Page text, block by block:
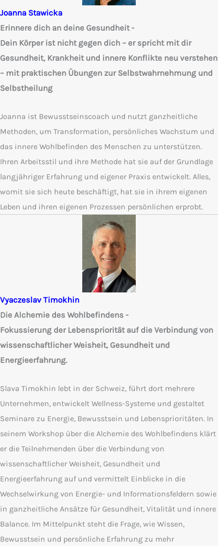
Joanna Stawicka
Erinnere dich an deine Gesundheit -
Dein Körper ist nicht gegen dich – er spricht mit dir
Gesundheit, Krankheit und innere Konflikte neu verstehen
– mit praktischen Übungen zur Selbstwahrnehmung und
Selbstheilung
Joanna ist Bewusstseinscoach und nutzt ganzheitliche
Methoden, um Transformation, persönliches Wachstum und
das innere Wohlbefinden des Menschen zu unterstützen.
Ihren Arbeitsstil und ihre Methode hat sie auf der Grundlage
langjähriger Erfahrung und eigener Praxis entwickelt. Alles,
womit sie sich heute beschäftigt, hat sie in ihrem eigenen
Leben und ihren eigenen Prozessen persönlichen erprobt.
Vyaczeslav Timokhin
Die Alchemie des Wohlbefindens -
Fokussierung der Lebenspriorität auf die Verbindung von
wissenschaftlicher Weisheit, Gesundheit und
Energieerfahrung.
Slava Timokhin lebt in der Schweiz, führt dort mehrere
Unternehmen, entwickelt Wellness-Systeme und gestaltet
Seminare zu Energie, Bewusstsein und Lebensprioritäten. In
seinem Workshop über die Alchemie des Wohlbefindens klärt
er die Teilnehmenden über die Verbindung von
wissenschaftlicher Weisheit, Gesundheit und
Energieerfahrung auf und vermittelt Einblicke in die
Wechselwirkung von Energie- und Informationsfeldern sowie
in ganzheitliche Ansätze für Gesundheit, Vitalität und innere
Balance. Im Mittelpunkt steht die Frage, wie Wissen,
Bewusstsein und persönliche Erfahrung zu mehr